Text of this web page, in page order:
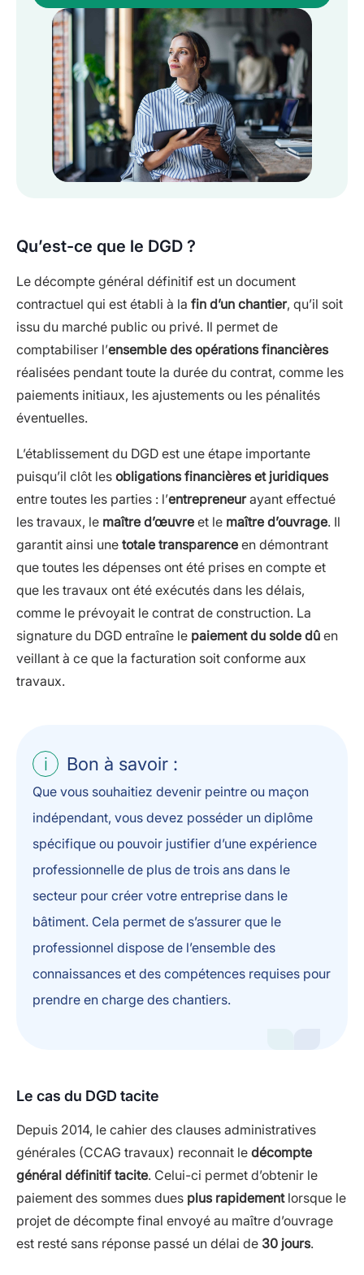
Qu’est-ce que le DGD ?
Le décompte général définitif est un document
contractuel qui est établi à la fin d’un chantier, qu’il soit
issu du marché public ou privé. Il permet de
comptabiliser l’ensemble des opérations financières
réalisées pendant toute la durée du contrat, comme les
paiements initiaux, les ajustements ou les pénalités
éventuelles.
L’établissement du DGD est une étape importante
puisqu’il clôt les obligations financières et juridiques
entre toutes les parties : l’entrepreneurayant effectué
les travaux, le maître d’œuvre et le maître d’ouvrage. Il
garantit ainsi une totale transparence en démontrant
que toutes les dépenses ont été prises en compte et
que les travaux ont été exécutés dans les délais,
comme le prévoyait le contrat de construction. La
signature du DGD entraîne le paiement du solde dû en
veillant à ce que la facturation soit conforme aux
travaux.
Bon à savoir :
Que vous souhaitiez devenir peintre ou maçon
indépendant, vous devez posséder un diplôme
spécifique ou pouvoir justifier d’une expérience
professionnelle de plus de trois ans dans le
secteur pour créer votre entreprise dans le
bâtiment. Cela permet de s’assurer que le
professionnel dispose de l’ensemble des
connaissances et des compétences requises pour
prendre en charge des chantiers.
Le cas du DGD tacite
Depuis 2014, le cahier des clauses administratives
générales (CCAG travaux) reconnait le décompte
général définitif tacite. Celui-ci permet d’obtenir le
paiement des sommes dues plus rapidementlorsque le
projet de décompte final envoyé au maître d’ouvrage
est resté sans réponse passé un délai de 30 jours.